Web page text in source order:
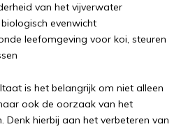
van het vijverwater
evenwicht
leefomgeving voor koi, steuren
is het belangrijk om niet alleen
ook de oorzaak van het
Denk hierbij aan het verbeteren van